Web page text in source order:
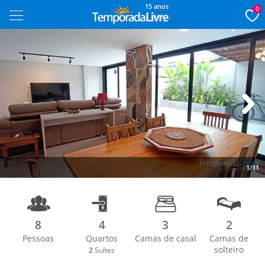
15 anos 0
1/11
Next
8
Pessoas
4
Quartos
2 Suítes
3
Camas de casal
2
Camas de
solteiro